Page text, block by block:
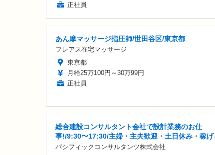
正社員
あん摩マッサージ指圧師/世田谷区/東京都
フレアス在宅マッサージ
東京都
月給25万100円～30万99円
正社員
総合建設コンサルタント会社で設計業務のお仕
事!/9:30〜17:30/主婦・主夫歓迎・土日休み・稼げ
パシフィックコンサルタンツ株式会社